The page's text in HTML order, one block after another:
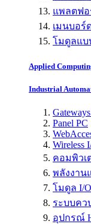
แพลตฟอ
เมนบอร์
โมดูลแบ
Applied
Industrial
Panel PC
Wireless
คอมพิวเ
พลังงาน
โมดูล I/
ระบบค
อุปกรณ์